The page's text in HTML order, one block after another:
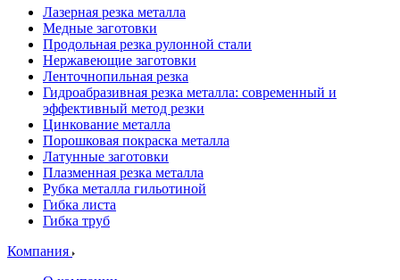
Лазерная резка металла
Медные заготовки
Продольная резка рулонной стали
Нержавеющие заготовки
Ленточнопильная резка
Гидроабразивная резка металла: современный и
эффективный метод резки
Цинкование металла
Порошковая покраска металла
Латунные заготовки
Плазменная резка металла
Рубка металла гильотиной
Гибка листа
Гибка труб
Компания